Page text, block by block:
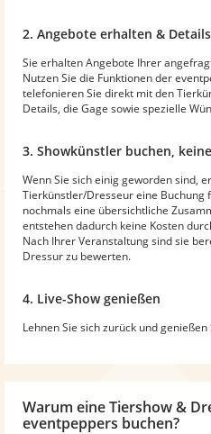
2. Angebote erhalten &
Sie erhalten Angebote Ihrer
Nutzen Sie die Funktionen der
telefonieren Sie direkt mit den
Details, die Gage sowie spezielle
3. Showkünstler buchen,
Wenn Sie sich einig geworden sind,
Tierkünstler/Dresseur eine Buchung
nochmals eine übersichtliche
entstehen dadurch keine Kosten
Nach Ihrer Veranstaltung sind sie
Dressur zu bewerten.
4. Live-Show genießen
Lehnen Sie sich zurück und
Warum eine Tiershow &
eventpeppers buchen?